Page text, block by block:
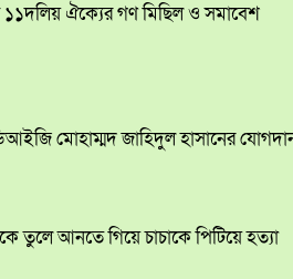
১১দলিয় ঐক্যের গণ মিছিল ও সমাবেশ
মোহাম্মদ জাহিদুল হাসানের
তুলে আনতে গিয়ে চাচাকে পিটিয়ে হত্যা